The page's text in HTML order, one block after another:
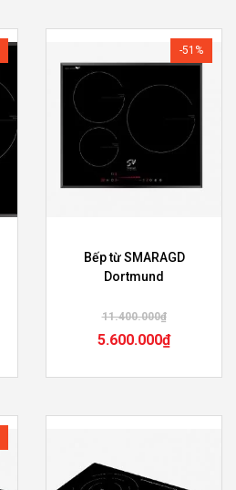
-51%
Bếp từ SMARAGD
Dortmund
11.400.000₫
5.600.000₫